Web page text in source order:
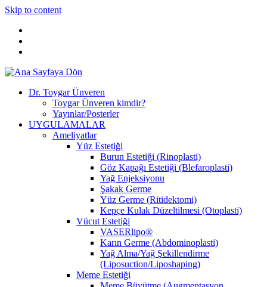
Skip to content
Dr. Toygar Ünveren
Toygar Ünveren kimdir?
Yayınlar/Posterler
UYGULAMALAR
Ameliyatlar
Yüz Estetiği
Burun Estetiği (Rinoplasti)
Göz Kapağı Estetiği (Blefaroplasti)
Yağ Enjeksiyonu
Şakak Germe
Yüz Germe (Ritidektomi)
Kepçe Kulak Düzeltilmesi (Otoplasti)
Vücut Estetiği
VASERlipo®
Karın Germe (Abdominoplasti)
Yağ Alma/Yağ Şekillendirme
(Liposuction/Liposhaping)
Meme Estetiği